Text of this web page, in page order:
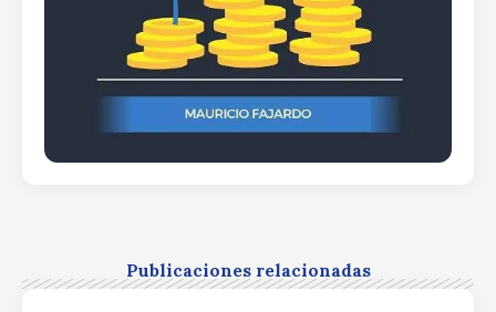
Publicaciones relacionadas